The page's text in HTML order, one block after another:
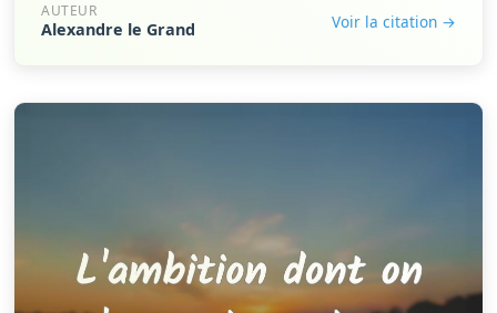
AUTEUR
Alexandre le Grand Voir la citation →